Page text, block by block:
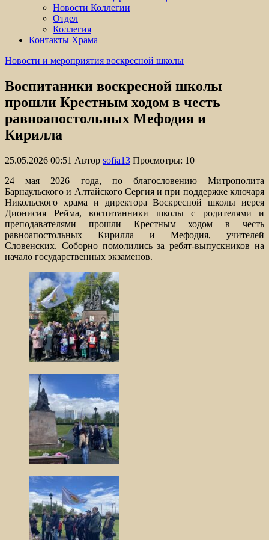
Новости Коллегии
Отдел
Коллегия
Контакты Храма
Новости и мероприятия воскресной школы
Воспитаники воскресной школы
прошли Крестным ходом в честь
равноапостольных Мефодия и
Кирилла
25.05.2026 00:51 Автор sofia13 Просмотры: 10
24 мая 2026 года, по благословению Митрополита
Барнаульского и Алтайского Сергия и при поддержке ключаря
Никольского храма и директора Воскресной школы иерея
Дионисия Рейма, воспитанники школы с родителями и
преподавателями прошли Крестным ходом в честь
равноапостольных Кирилла и Мефодия, учителей
Словенских. Соборно помолились за ребят-выпускников на
начало государственных экзаменов.